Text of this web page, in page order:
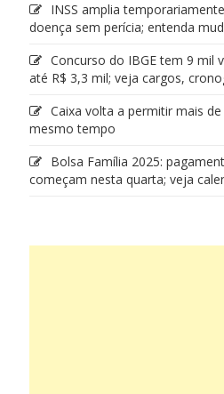
INSS amplia
doença sem perícia; entenda
Concurso do IBGE tem 9 mil
até R$ 3,3 mil; veja cargos,
Caixa volta a permitir mais
mesmo tempo
Bolsa Família 2025:
começam nesta quarta; veja